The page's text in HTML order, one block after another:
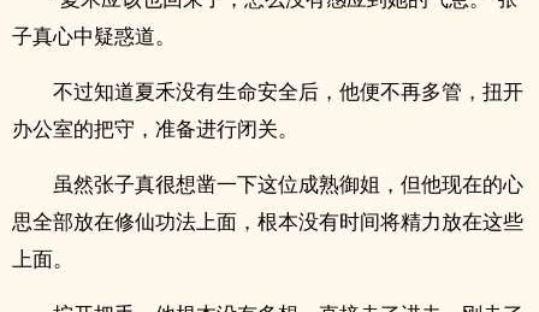
子真心中疑惑道。
不过知道夏禾没有生命安全后，他便不再多管，扭开
办公室的把守，准备进行闭关。
虽然张子真很想凿一下这位成熟御姐，但他现在的心
思全部放在修仙功法上面，根本没有时间将精力放在这些
上面。